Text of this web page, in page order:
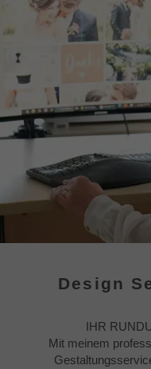
Design
IHR
Mit meinem